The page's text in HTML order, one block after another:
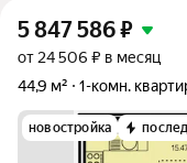
5 847 586₽
от 24 506 ₽ в месяц
44,9 м²
1-комн.
новостройка